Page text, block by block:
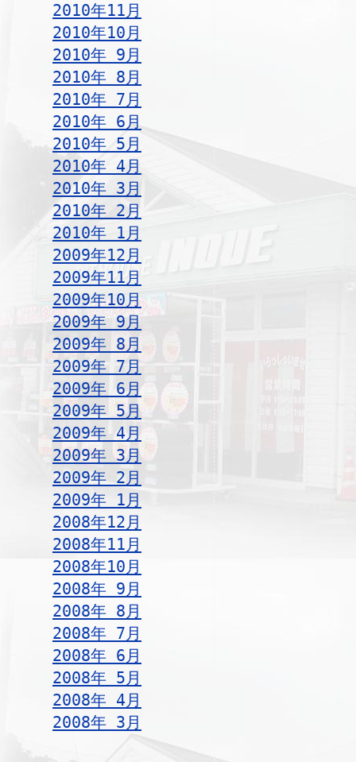
2010年11月
2010年10月
2010年 9月
2010年 8月
2010年 7月
2010年 6月
2010年 5月
2010年 4月
2010年 3月
2010年 2月
2010年 1月
2009年12月
2009年11月
2009年10月
2009年 9月
2009年 8月
2009年 7月
2009年 6月
2009年 5月
2009年 4月
2009年 3月
2009年 2月
2009年 1月
2008年12月
2008年11月
2008年10月
2008年 9月
2008年 8月
2008年 7月
2008年 6月
2008年 5月
2008年 4月
2008年 3月